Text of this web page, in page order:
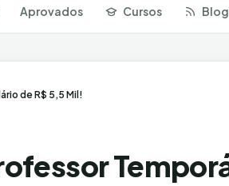
Aprovados Cursos Blog
de R$ 5,5 Mil!